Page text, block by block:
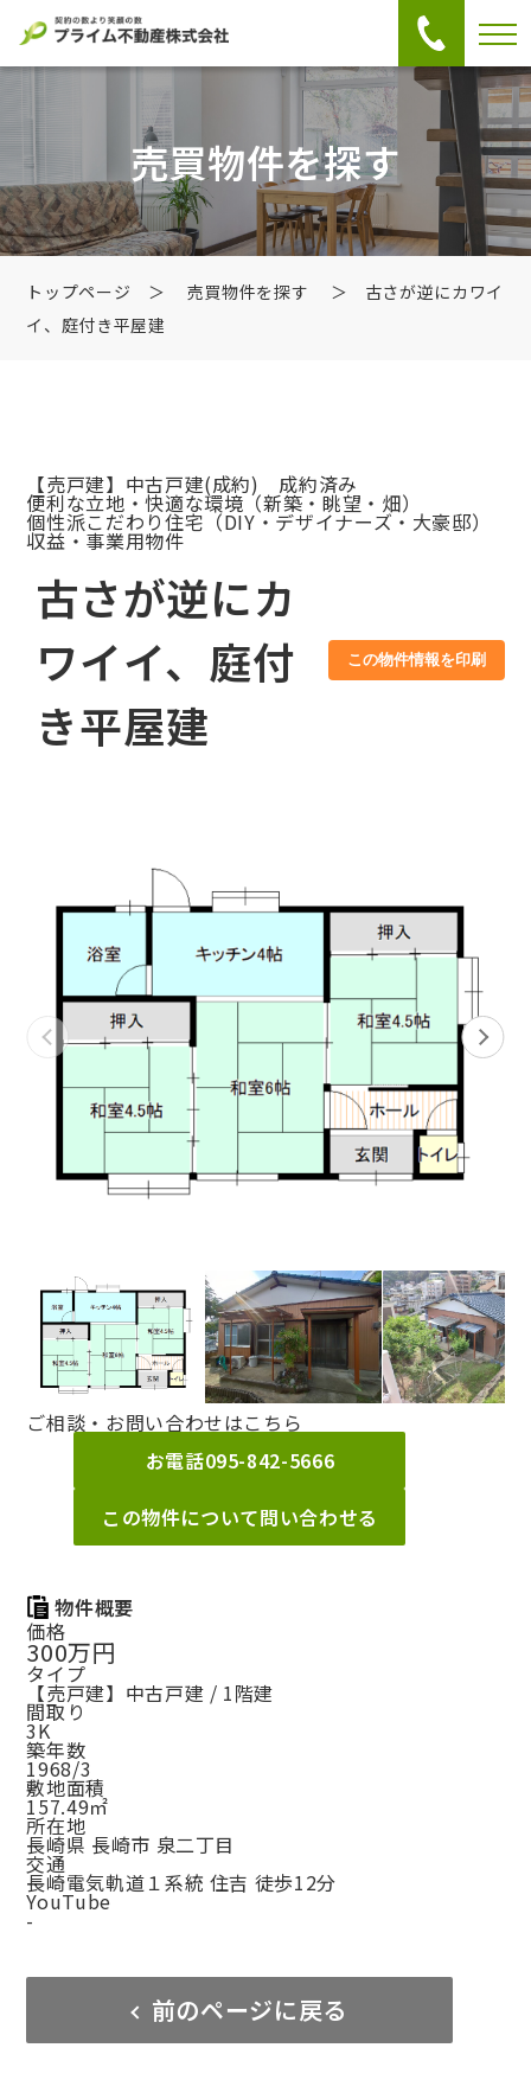
売買物件を探す
トップページ ＞ 売買物件を探す
＞ 古さが逆にカワイ
イ、庭付き平屋建
【売戸建】中古戸建(成約) 成約済み
便利な立地・快適な環境（新築・眺望・畑）
個性派こだわり住宅（DIY・デザイナーズ・大豪邸）
収益・事業用物件
古さが逆にカ
ワイイ、庭付
き平屋建
この物件情報を印刷
ご相談・お問い合わせはこちら
お電話095-842-5666
この物件について問い合わせる
物件概要
価格
300万円
タイプ
【売戸建】中古戸建 / 1階建
間取り
3K
築年数
1968/3
敷地面積
157.49㎡
所在地
長崎県 長崎市 泉二丁目
交通
長崎電気軌道１系統 住吉 徒歩12分
YouTube
-
前のページに戻る